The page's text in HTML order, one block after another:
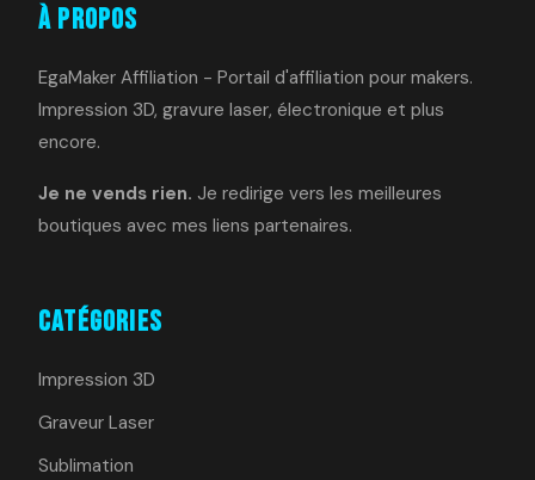
À Propos
EgaMaker Affiliation - Portail d'affiliation pour makers.
Impression 3D, gravure laser, électronique et plus
encore.
Je ne vends rien. Je redirige vers les meilleures
boutiques avec mes liens partenaires.
Catégories
Impression 3D
Graveur Laser
Sublimation